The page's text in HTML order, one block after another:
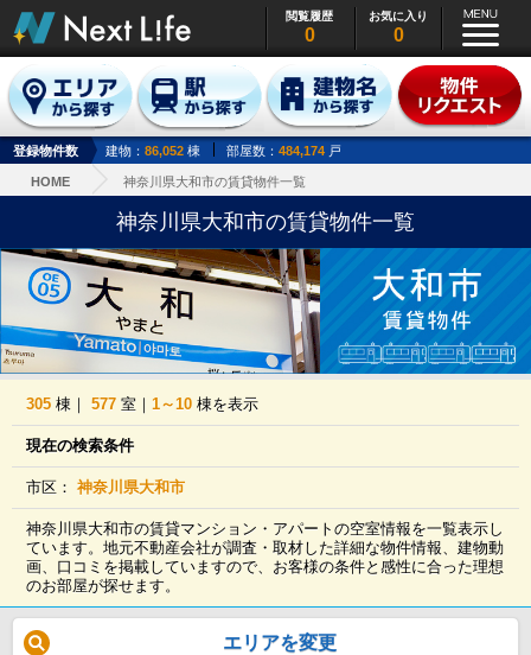
閲覧履歴
0
お気に入り
0
登録物件数 建物： 86,052 棟 部屋数： 484,174 戸
HOME 神奈川県大和市の賃貸物件一覧
神奈川県大和市の賃貸物件一覧
305 棟｜577 室｜1～10 棟を表示
現在の検索条件
市区：神奈川県大和市
神奈川県大和市の賃貸マンション・アパートの空室情報を一覧表示し
ています。地元不動産会社が調査・取材した詳細な物件情報、建物動
画、口コミを掲載していますので、お客様の条件と感性に合った理想
のお部屋が探せます。
エリアを変更